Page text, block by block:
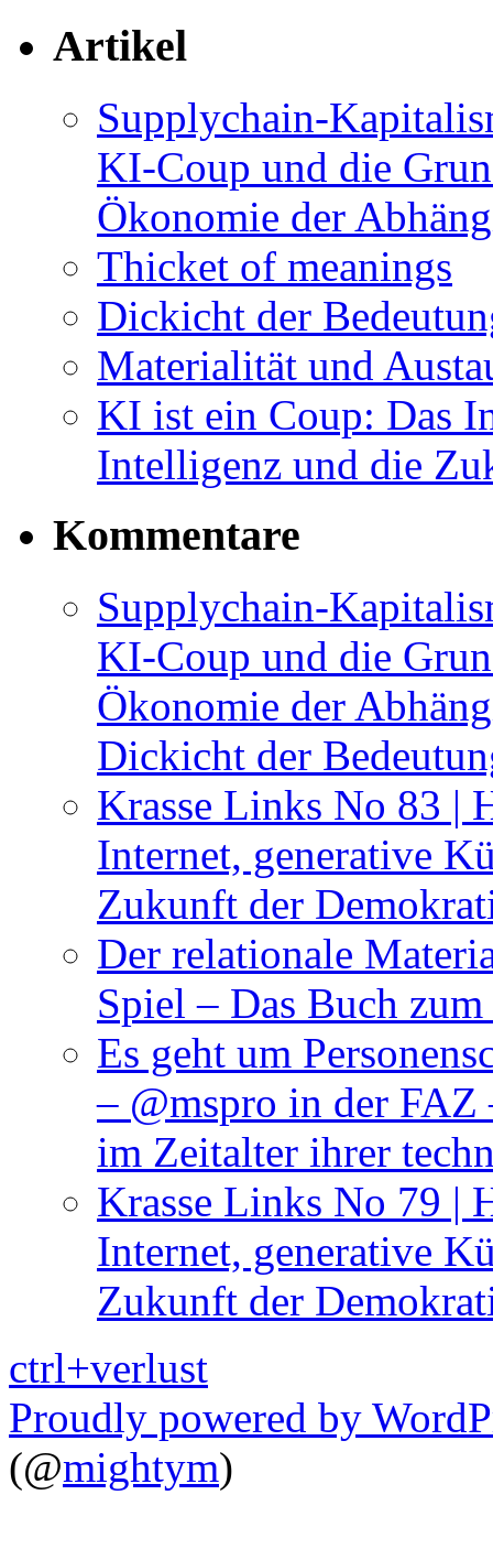
Artikel
Supplychain-
KI-Coup und die
Ökonomie der
Thicket of meanings
Dickicht der
Materialität und
KI ist ein Coup: Das
Intelligenz und die
Kommentare
Supplychain-
KI-Coup und die
Ökonomie der
Dickicht der
Krasse Links No 83 |
Internet, generative
Zukunft der
Der relationale
Spiel – Das Buch
Es geht um
– @mspro in der
im Zeitalter ihrer
Krasse Links No 79 |
Internet, generative
Zukunft der
ctrl+verlust
Proudly powered by
(@mightym)